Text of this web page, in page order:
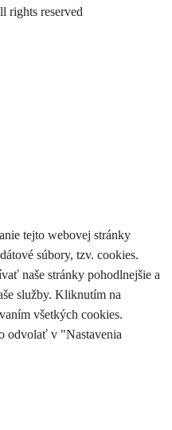
rights reserved​
tejto webovej stránky
súbory, tzv. cookies.
naše stránky pohodlnejšie a
služby. Kliknutím na
všetkých cookies.
odvolať v "Nastavenia